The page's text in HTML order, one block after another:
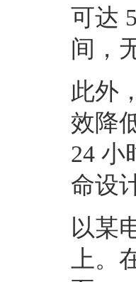
可达
间，
此外
效降
24 小
命设
以某
上。